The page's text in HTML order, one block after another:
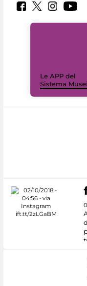
Le APP del
Sistema Musei